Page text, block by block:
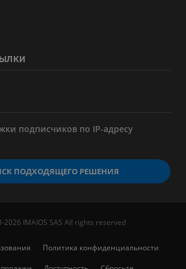
подписчиков по IP-адресу
ПОДХОДЯЩЕГО РЕШЕНИЯ
2026 IMAIOS SAS All rights reserved
Политика конфиденциальности